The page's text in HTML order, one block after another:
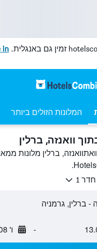
זמין גם באנגלית. in
המלונות הזולים ביותר
וואנזה, ברלין
ברלין מלונות
- ברלין, גרמניה
- ו' 14.08